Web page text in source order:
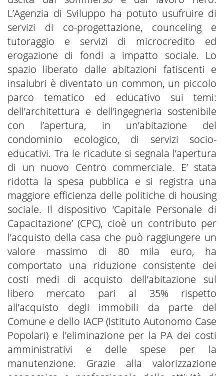
L’Agenzia di Sviluppo ha potuto usufruire di
servizi di co-progettazione, counceling e
tutoraggio e servizi di microcredito ed
erogazione di fondi a impatto sociale. Lo
spazio liberato dalle abitazioni fatiscenti e
insalubri è diventato un common, un piccolo
parco tematico ed educativo sui temi:
dell’architettura e dell’ingegneria sostenibile
con l’apertura, in un’abitazione del
condominio ecologico, di servizi socio-
educativi. Tra le ricadute si segnala l’apertura
di un nuovo Centro commerciale. E’ stata
ridotta la spesa pubblica e si registra una
maggiore efficienza delle politiche di housing
sociale. Il dispositivo ‘Capitale Personale di
Capacitazione’ (CPC), cioè un contributo per
l’acquisto della casa che può raggiungere un
valore massimo di 80 mila euro, ha
comportato una riduzione consistente dei
costi medi di acquisto dell’abitazione sul
libero mercato pari al 35% rispetto
all’acquisto degli immobili da parte del
Comune e dello IACP (Istituto Autonomo Case
Popolari) e l’eliminazione per la PA dei costi
amministrativi e delle spese per la
manutenzione. Grazie alla valorizzazione